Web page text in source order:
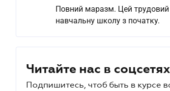
Повний маразм. Цей
навчальну школу з початку.
Читайте нас в
Подпишитесь, чтоб быть в курсе